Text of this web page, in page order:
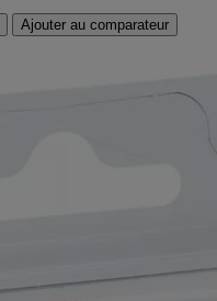
Ajouter au comparateur